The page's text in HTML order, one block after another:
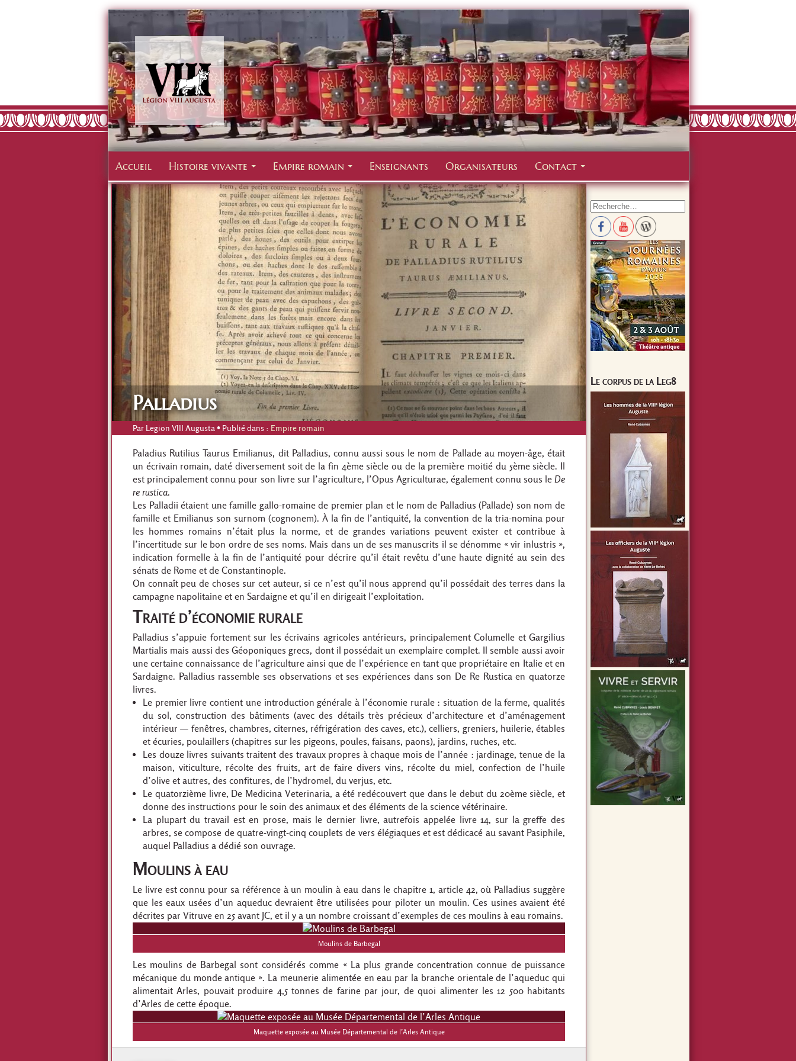
Accueil Histoire vivante Empire romain Enseignants Organisateurs Contact
Palladius
Par Legion VIII Augusta • Publié dans : Empire romain
Paladius Rutilius Taurus Emilianus, dit Palladius, connu aussi sous le nom de Pallade au moyen-âge, était
un écrivain romain, daté diversement soit de la fin 4ème siècle ou de la première moitié du 5ème siècle. Il
est principalement connu pour son livre sur l’agriculture, l’Opus Agriculturae, également connu sous le De
re rustica.
Les Palladii étaient une famille gallo-romaine de premier plan et le nom de Palladius (Pallade) son nom de
famille et Emilianus son surnom (cognonem). À la fin de l’antiquité, la convention de la tria-nomina pour
les hommes romains n’était plus la norme, et de grandes variations peuvent exister et contribue à
l’incertitude sur le bon ordre de ses noms. Mais dans un de ses manuscrits il se dénomme « vir inlustris »,
indication formelle à la fin de l’antiquité pour décrire qu’il était revêtu d’une haute dignité au sein des
sénats de Rome et de Constantinople.
On connaît peu de choses sur cet auteur, si ce n’est qu’il nous apprend qu’il possédait des terres dans la
campagne napolitaine et en Sardaigne et qu’il en dirigeait l’exploitation.
Traité d’économie rurale
Palladius s’appuie fortement sur les écrivains agricoles antérieurs, principalement Columelle et Gargilius
Martialis mais aussi des Géoponiques grecs, dont il possédait un exemplaire complet. Il semble aussi avoir
une certaine connaissance de l’agriculture ainsi que de l’expérience en tant que propriétaire en Italie et en
Sardaigne. Palladius rassemble ses observations et ses expériences dans son De Re Rustica en quatorze
livres.
Le premier livre contient une introduction générale à l’économie rurale : situation de la ferme, qualités
du sol, construction des bâtiments (avec des détails très précieux d’architecture et d’aménagement
intérieur — fenêtres, chambres, citernes, réfrigération des caves, etc.), celliers, greniers, huilerie, étables
et écuries, poulaillers (chapitres sur les pigeons, poules, faisans, paons), jardins, ruches, etc.
Les douze livres suivants traitent des travaux propres à chaque mois de l’année : jardinage, tenue de la
maison, viticulture, récolte des fruits, art de faire divers vins, récolte du miel, confection de l’huile
d’olive et autres, des confitures, de l’hydromel, du verjus, etc.
Le quatorzième livre, De Medicina Veterinaria, a été redécouvert que dans le debut du 20ème siècle, et
donne des instructions pour le soin des animaux et des éléments de la science vétérinaire.
La plupart du travail est en prose, mais le dernier livre, autrefois appelée livre 14, sur la greffe des
arbres, se compose de quatre-vingt-cinq couplets de vers élégiaques et est dédicacé au savant Pasiphile,
auquel Palladius a dédié son ouvrage.
Moulins à eau
Le livre est connu pour sa référence à un moulin à eau dans le chapitre 1, article 42, où Palladius suggère
que les eaux usées d’un aqueduc devraient être utilisées pour piloter un moulin. Ces usines avaient été
décrites par Vitruve en 25 avant JC, et il y a un nombre croissant d’exemples de ces moulins à eau romains.
Moulins de Barbegal
Les moulins de Barbegal sont considérés comme « La plus grande concentration connue de puissance
mécanique du monde antique ». La meunerie alimentée en eau par la branche orientale de l’aqueduc qui
alimentait Arles, pouvait produire 4,5 tonnes de farine par jour, de quoi alimenter les 12 500 habitants
d’Arles de cette époque.
Maquette exposée au Musée Départemental de l’Arles Antique
Le corpus de la Leg8